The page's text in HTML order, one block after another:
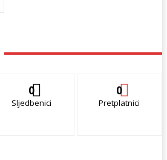
0
Sljedbenici
0
Pretplatnici